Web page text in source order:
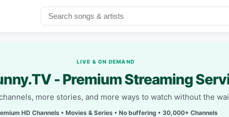
LIVE & ON DEMAND
- Premium Streaming
more stories, and more ways to watch without the
HD Channels • Movies & Series • No buffering • 30,000+ Channels